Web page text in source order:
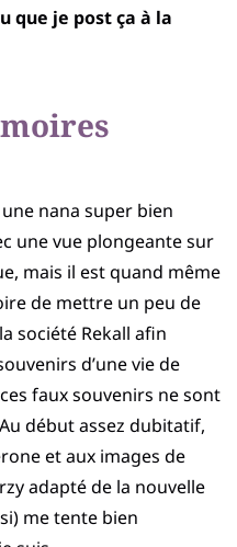
que je post ça à la
nana super bien
une vue plongeante sur
mais il est quand même
de mettre un peu de
société Rekall afin
d’une vie de
faux souvenirs ne sont
début assez dubitatif,
et aux images de
adapté de la nouvelle
me tente bien